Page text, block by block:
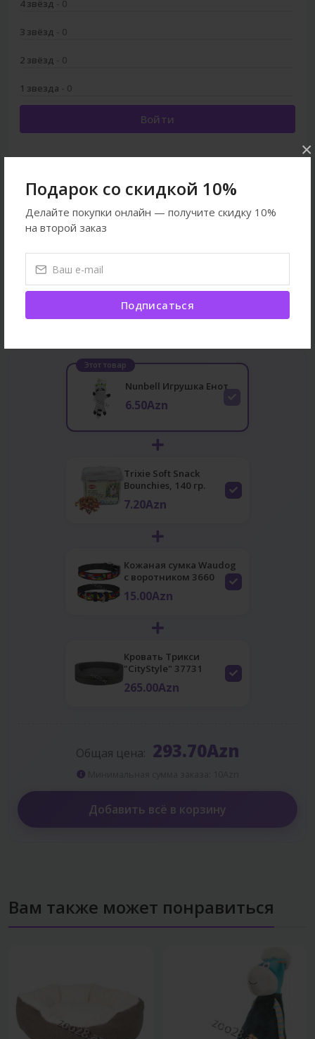
Подарок со скидкой 10%
Делайте покупки онлайн — получите скидку 10%
на второй заказ
Подписаться
×
4 звёзд - 0
3 звёзд - 0
2 звёзд - 0
1 звезда - 0
Войти
Смотреть ещё
Собаки Игрушки
Часто покупают вместе
Этот товар
Nunbell Игрушка Енот
6.50Azn
Trixie Soft Snack
Bounchies, 140 гр.
7.20Azn
Кожаная сумка Waudog
с воротником 3660
15.00Azn
Кровать Трикси
"CityStyle" 37731
265.00Azn
Общая цена: 293.70Azn
Добавить всё в корзину
Вам также может понравиться